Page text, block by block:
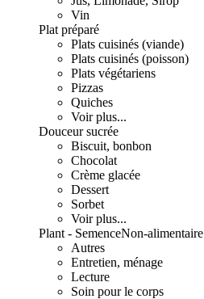
Vin
Plat préparé
Plats cuisinés (viande)
Plats cuisinés (poisson)
Plats végétariens
Pizzas
Quiches
Voir plus...
Douceur sucrée
Biscuit, bonbon
Chocolat
Crème glacée
Dessert
Sorbet
Voir plus...
Plant - SemenceNon-alimentaire
Autres
Entretien, ménage
Lecture
Soin pour le corps